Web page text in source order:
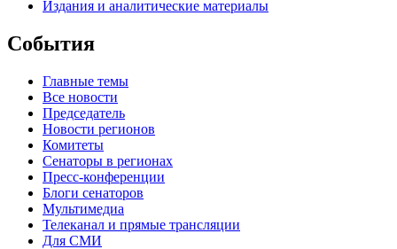
Издания и аналитические материалы
События
Главные темы
Все новости
Председатель
Новости регионов
Комитеты
Сенаторы в регионах
Пресс-конференции
Блоги сенаторов
Мультимедиа
Телеканал и прямые трансляции
Для СМИ